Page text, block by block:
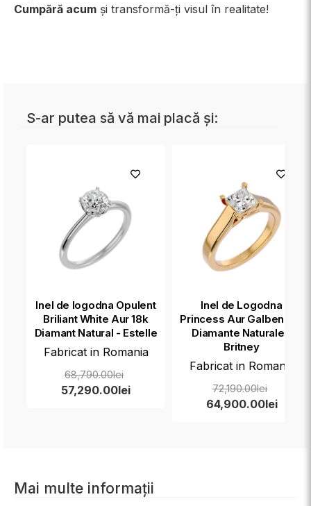
Cumpără acum și transformă-ți visul în realitate!
S-ar putea să vă mai placă și:
Inel de logodna Opulent
Briliant White Aur 18k
Diamant Natural - Estelle
Fabricat in Romania
68,790.00lei
57,290.00lei
Inel de Logodna
Princess Aur Galben 18k
Diamante Naturale -
Britney
Fabricat in Romania
72,190.00lei
64,900.00lei
Mai multe informații